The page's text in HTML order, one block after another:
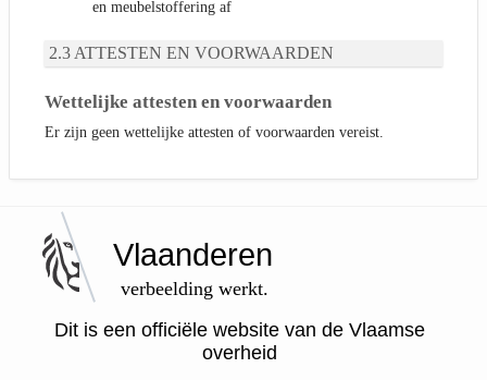
en meubelstoffering af
ATTESTEN EN VOORWAARDEN
Wettelijke attesten en voorwaarden
Er zijn geen wettelijke attesten of voorwaarden vereist.
Vlaanderen
verbeelding werkt.
Dit is een officiële website van de Vlaamse
overheid